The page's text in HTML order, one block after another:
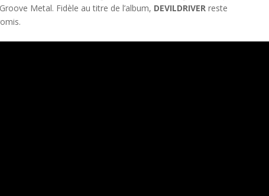
Metal. Fidèle au titre de l’album, DEVILDRIVER reste